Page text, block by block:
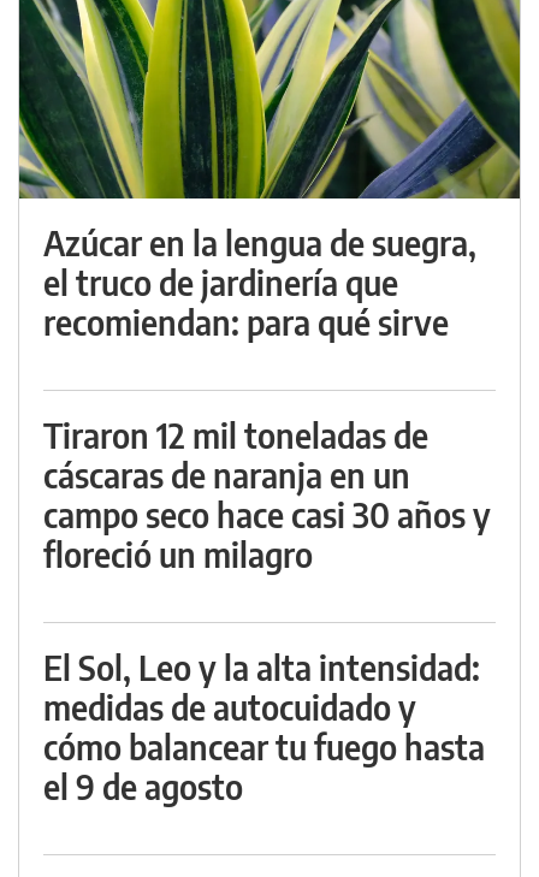
Azúcar en la lengua de suegra,
el truco de jardinería que
recomiendan: para qué sirve
Tiraron 12 mil toneladas de
cáscaras de naranja en un
campo seco hace casi 30 años y
floreció un milagro
El Sol, Leo y la alta intensidad:
medidas de autocuidado y
cómo balancear tu fuego hasta
el 9 de agosto